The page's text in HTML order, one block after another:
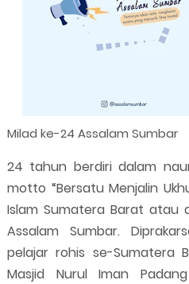
Milad ke-24 Assalam Sumbar
24 tahun berdiri dalam
motto “Bersatu Menjalin
Islam Sumatera Barat atau
Assalam Sumbar.
pelajar rohis se-Sumatera
Masjid Nurul Iman